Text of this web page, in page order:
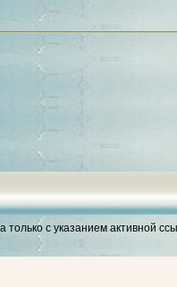
с указанием активной